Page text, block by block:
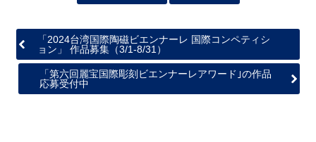
ン
ク
「2024台湾国際陶磁ビエンナーレ 国際コンペティシ
ョン」 作品募集（3/1-8/31）
「第六回麗宝国際彫刻ビエンナーレアワード｣の作品
応募受付中